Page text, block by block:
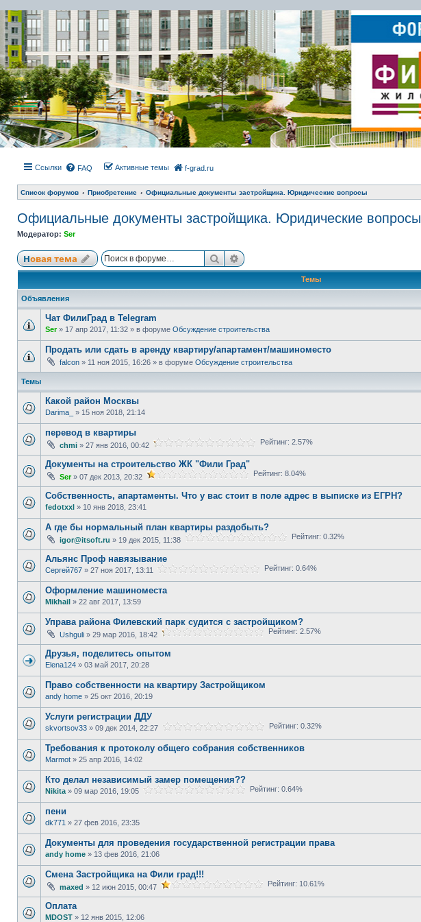
Ссылки FAQ Активные темы f-grad.ru
Список форумов Приобретение Официальные документы застройщика. Юридические вопросы
Официальные документы застройщика. Юридические вопросы
Модератор: Ser
Новая тема ПоискРасширенный поиск
Темы
Объявления
Чат ФилиГрад в Telegram
Ser» 17 апр 2017, 11:32 » в форуме Обсуждение строительства
Продать или сдать в аренду квартиру/апартамент/машиноместо
falcon » 11 ноя 2015, 16:26 » в форуме Обсуждение строительства
Темы
Какой район Москвы
Darima_ » 15 ноя 2018, 21:14
перевод в квартиры
chmi » 27 янв 2016, 00:42 Рейтинг: 2.57%
Документы на строительство ЖК "Фили Град"
Ser» 07 дек 2013, 20:32 Рейтинг: 8.04%
Собственность, апартаменты. Что у вас стоит в поле адрес в выписке из ЕГРН?
fedotxxl » 10 янв 2018, 23:41
А где бы нормальный план квартиры раздобыть?
igor@itsoft.ru » 19 дек 2015, 11:38 Рейтинг: 0.32%
Альянс Проф навязывание
Сергей767 » 27 ноя 2017, 13:11 Рейтинг: 0.64%
Оформление машиноместа
Mikhail » 22 авг 2017, 13:59
Управа района Филевский парк судится с застройщиком?
Ushguli » 29 мар 2016, 18:42 Рейтинг: 2.57%
Друзья, поделитесь опытом
Elena124 » 03 май 2017, 20:28
Право собственности на квартиру Застройщиком
andy home » 25 окт 2016, 20:19
Услуги регистрации ДДУ
skvortsov33 » 09 дек 2014, 22:27 Рейтинг: 0.32%
Требования к протоколу общего собрания собственников
Marmot » 25 апр 2016, 14:02
Кто делал независимый замер помещения??
Nikita » 09 мар 2016, 19:05 Рейтинг: 0.64%
пени
dk771 » 27 фев 2016, 23:35
Документы для проведения государственной регистрации права
andy home » 13 фев 2016, 21:06
Смена Застройщика на Фили град!!!
maxed » 12 июн 2015, 00:47 Рейтинг: 10.61%
Оплата
MDOST » 12 янв 2015, 12:06